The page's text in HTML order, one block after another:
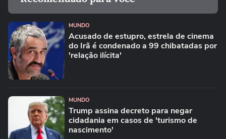
MUNDO
Acusado de estupro, estrela de cinema
do Irã é condenado a 99 chibatadas por
'relação ilícita'
MUNDO
Trump assina decreto para negar
cidadania em casos de 'turismo de
nascimento'